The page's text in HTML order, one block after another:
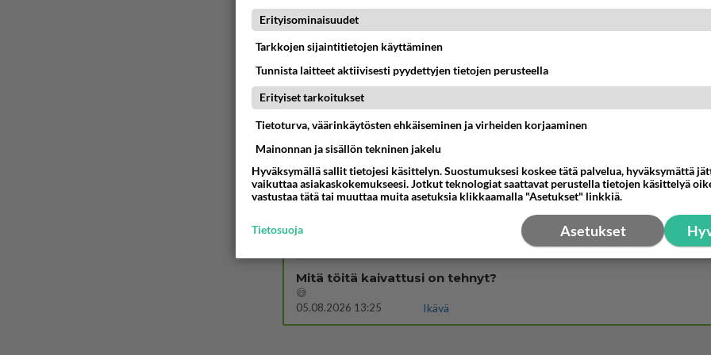
Sinulle mies
Kohtaamme jälleen kun on oikea aika. Sitä ei voi mikään eikä kukaan estää <3 <3
04.08.2026 15:01
Ikävä
Miia Heikkinen avautui !
04.08.2026 04:27
Judo
Mitä uskot hänen ajattelevan sinusta?
04.08.2026 18:30
Ikävä
Koskaan parantua tästä?
Mitä töitä kaivattusi on tehnyt?
😅
05.08.2026 13:25
Ikävä
Erityisominaisuudet
Tarkkojen sijaintitietojen käyttäminen
Tunnista laitteet aktiivisesti pyydettyjen tietojen perusteella
Erityiset tarkoitukset
Tietoturva, väärinkäytösten ehkäiseminen ja virheiden korjaaminen
Mainonnan ja sisällön tekninen jakelu
Hyväksymällä sallit tietojesi käsittelyn. Suostumuksesi koskee tätä palvelua, hyväksymättä
vaikuttaa asiakaskokemukseesi. Jotkut teknologiat saattavat perustella tietojen käsittelyä
vastustaa tätä tai muuttaa muita asetuksia klikkaamalla "Asetukset" linkkiä.
Asetukset
Tietosuoja